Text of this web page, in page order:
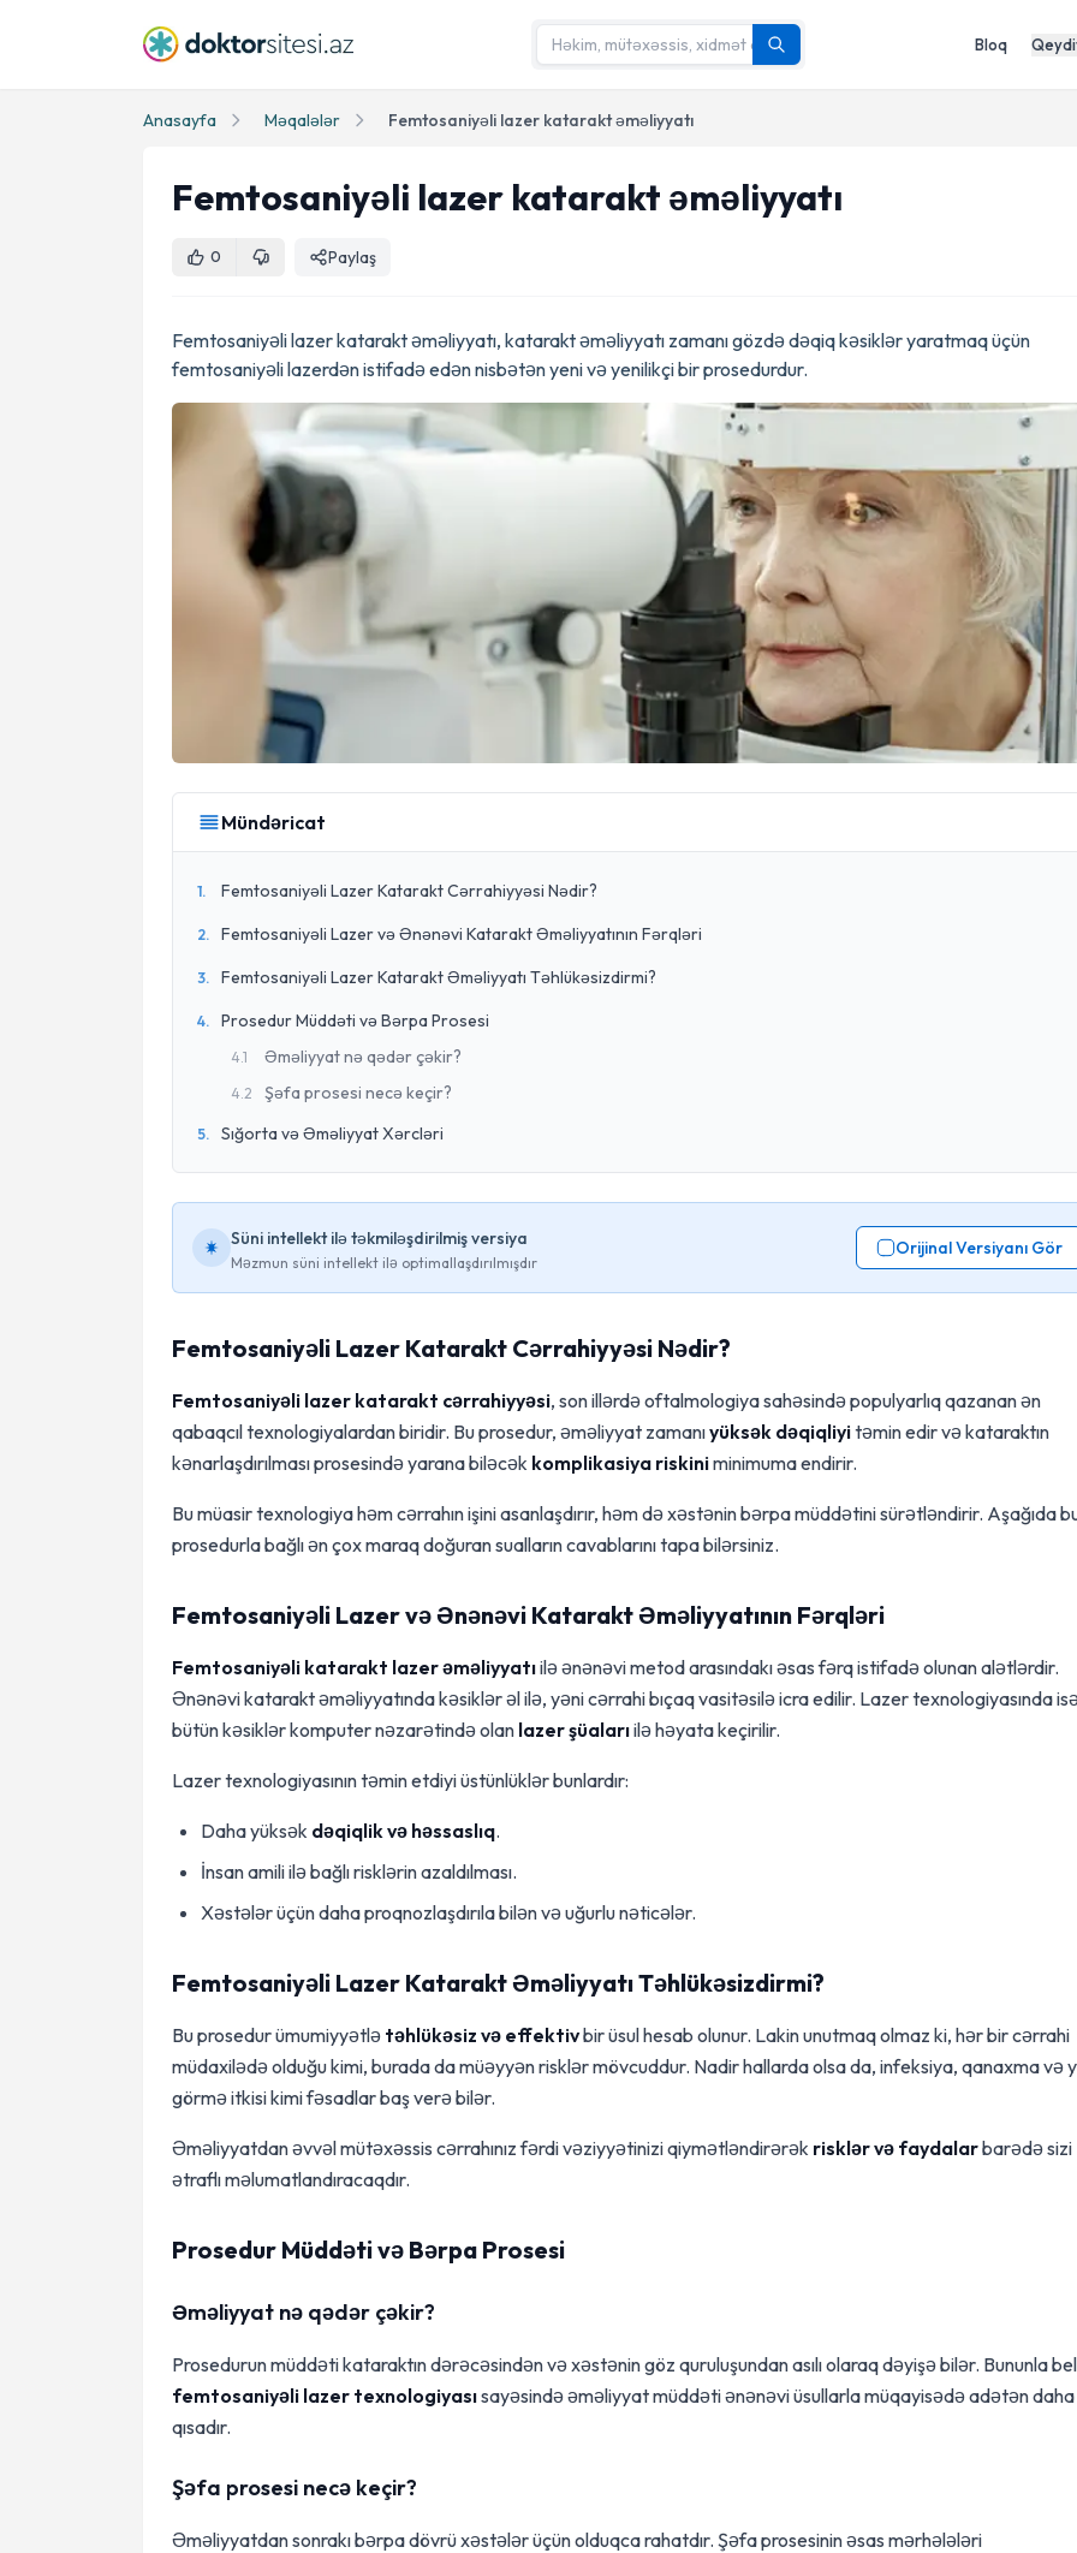
Bloq
Anasayfa Məqalələr Femtosaniyəli lazer katarakt əməliyyatı
Femtosaniyəli lazer katarakt əməliyyatı
0 Paylaş
Femtosaniyəli lazer katarakt əməliyyatı, katarakt əməliyyatı zamanı gözdə dəqiq kəsiklər yaratmaq üçün
femtosaniyəli lazerdən istifadə edən nisbətən yeni və yenilikçi bir prosedurdur.
Mündəricat
1. Femtosaniyəli Lazer Katarakt Cərrahiyyəsi Nədir?
2. Femtosaniyəli Lazer və Ənənəvi Katarakt Əməliyyatının Fərqləri
3. Femtosaniyəli Lazer Katarakt Əməliyyatı Təhlükəsizdirmi?
4. Prosedur Müddəti və Bərpa Prosesi
4.1 Əməliyyat nə qədər çəkir?
4.2 Şəfa prosesi necə keçir?
5. Sığorta və Əməliyyat Xərcləri
Süni intellekt ilə təkmiləşdirilmiş versiya
Məzmun süni intellekt ilə optimallaşdırılmışdır
Orijinal Versiyanı Gör
Femtosaniyəli Lazer Katarakt Cərrahiyyəsi Nədir?
Femtosaniyəli lazer katarakt cərrahiyyəsi, son illərdə oftalmologiya sahəsində populyarlıq qazanan ən
qabaqcıl texnologiyalardan biridir. Bu prosedur, əməliyyat zamanıyüksək dəqiqliyitəmin edir və kataraktın
kənarlaşdırılması prosesində yarana biləcək komplikasiya riskiniminimuma endirir.
Bu müasir texnologiya həm cərrahın işini asanlaşdırır, həm də xəstənin bərpa müddətini sürətləndirir. Aşağıda
prosedurla bağlı ən çox maraq doğuran sualların cavablarını tapa bilərsiniz.
Femtosaniyəli Lazer və Ənənəvi Katarakt Əməliyyatının Fərqləri
Femtosaniyəli katarakt lazer əməliyyatıilə ənənəvi metod arasındakı əsas fərq istifadə olunan alətlərdir.
Ənənəvi katarakt əməliyyatında kəsiklər əl ilə, yəni cərrahi bıçaq vasitəsilə icra edilir. Lazer texnologiyasında
bütün kəsiklər komputer nəzarətində olan lazer şüalarıilə həyata keçirilir.
Lazer texnologiyasının təmin etdiyi üstünlüklər bunlardır:
Daha yüksək dəqiqlik və həssaslıq.
İnsan amili ilə bağlı risklərin azaldılması.
Xəstələr üçün daha proqnozlaşdırıla bilən və uğurlu nəticələr.
Femtosaniyəli Lazer Katarakt Əməliyyatı Təhlükəsizdirmi?
Bu prosedur ümumiyyətlə təhlükəsiz və effektivbir üsul hesab olunur. Lakin unutmaq olmaz ki, hər bir cərrahi
müdaxilədə olduğu kimi, burada da müəyyən risklər mövcuddur. Nadir hallarda olsa da, infeksiya, qanaxma və
görmə itkisi kimi fəsadlar baş verə bilər.
Əməliyyatdan əvvəl mütəxəssis cərrahınız fərdi vəziyyətinizi qiymətləndirərək risklər və faydalarbarədə sizi
ətraflı məlumatlandıracaqdır.
Prosedur Müddəti və Bərpa Prosesi
Əməliyyat nə qədər çəkir?
Prosedurun müddəti kataraktın dərəcəsindən və xəstənin göz quruluşundan asılı olaraq dəyişə bilər. Bununla
femtosaniyəli lazer texnologiyasısayəsində əməliyyat müddəti ənənəvi üsullarla müqayisədə adətən daha
qısadır.
Şəfa prosesi necə keçir?
Əməliyyatdan sonrakı bərpa dövrü xəstələr üçün olduqca rahatdır. Şəfa prosesinin əsas mərhələləri